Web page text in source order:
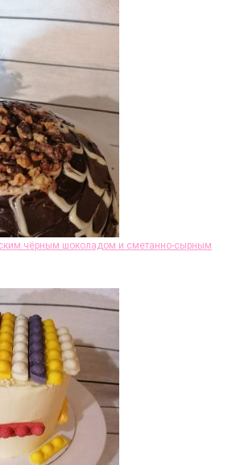
чёрным шоколадом и сметанно-сырным